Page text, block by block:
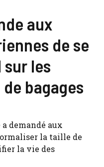
aux
de se
sur les
bagages
demandé aux
la taille de
la vie des